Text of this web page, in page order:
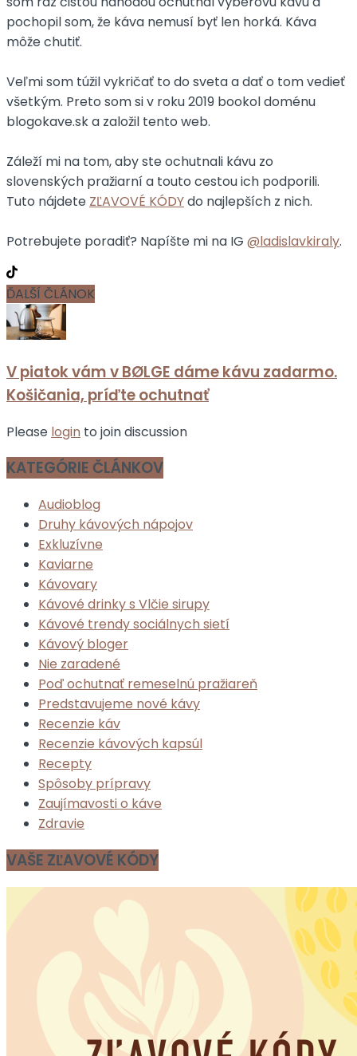
pochopil som, že káva nemusí byť len horká. Káva
môže chutiť.
Veľmi som túžil vykričať to do sveta a dať o tom vedieť
všetkým. Preto som si v roku 2019 bookol doménu
blogokave.sk a založil tento web.
Záleží mi na tom, aby ste ochutnali kávu zo
slovenských pražiarní a touto cestou ich podporili.
Tuto nájdete ZĽAVOVÉ KÓDYdo najlepších z nich.
Potrebujete poradiť? Napíšte mi na IG @ladislavkiraly.
ĎALŠÍ ČLÁNOK
V piatok vám v BØLGE dáme kávu zadarmo.
Košičania, príďte ochutnať
Please login to join discussion
KATEGÓRIE ČLÁNKOV
Audioblog
Druhy kávových nápojov
Exkluzívne
Kaviarne
Kávovary
Kávové drinky s Vlčie sirupy
Kávové trendy sociálnych sietí
Kávový bloger
Nie zaradené
Poď ochutnať remeselnú pražiareň
Predstavujeme nové kávy
Recenzie káv
Recenzie kávových kapsúl
Recepty
Spôsoby prípravy
Zaujímavosti o káve
Zdravie
VAŠE ZĽAVOVÉ KÓDY